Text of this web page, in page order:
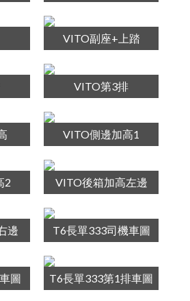
VITO副座+上踏
VITO第3排
VITO側邊加高1
2 VITO後箱加高左邊
邊 T6長單333司機車圖
圖 T6長單333第1排車圖